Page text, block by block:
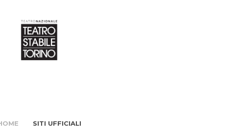
SITI UFFICIALI